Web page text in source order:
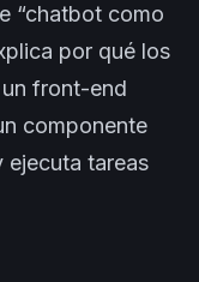
“chatbot como
por qué los
front-end
componente
ejecuta tareas